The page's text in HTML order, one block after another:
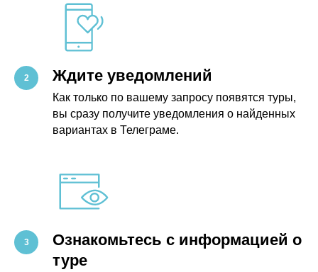
Ждите уведомлений
Как только по вашему запросу появятся туры,
вы сразу получите уведомления о найденных
вариантах в Телеграме.
Ознакомьтесь с информацией о
туре